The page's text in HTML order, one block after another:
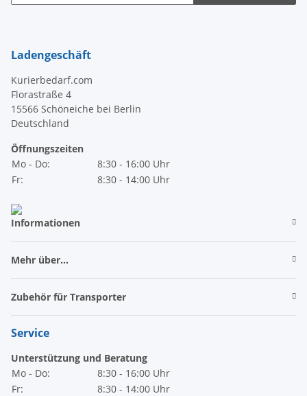
Ladengeschäft
Kurierbedarf.com
Florastraße 4
15566 Schöneiche bei Berlin
Deutschland
Öffnungszeiten
Mo - Do:
8:30 - 16:00 Uhr
Fr:
8:30 - 14:00 Uhr
Informationen
Mehr über...
Zubehör für Transporter
Service
Unterstützung und Beratung
Mo - Do:
8:30 - 16:00 Uhr
Fr:
8:30 - 14:00 Uhr